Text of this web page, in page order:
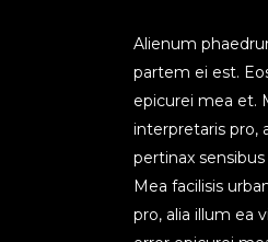
Alienum
partem ei est.
epicurei mea et.
interpretaris pro,
pertinax
Mea facilisis
pro, alia illum ea